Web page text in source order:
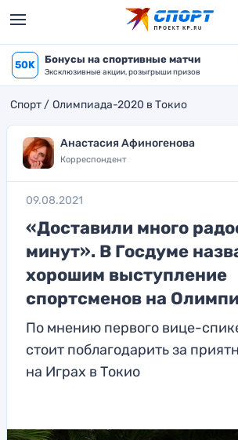
50K Бонусы на спортивные матчи
Эксклюзивные акции, розыгрыши призов
Спорт Олимпиада-2020 в Токио
Анастасия Афиногенова
Корреспондент
09.08.2021
«Доставили много
минут». В Госдуме
хорошим выступление
спортсменов на
По мнению первого вице-
стоит поблагодарить за
на Играх в Токио